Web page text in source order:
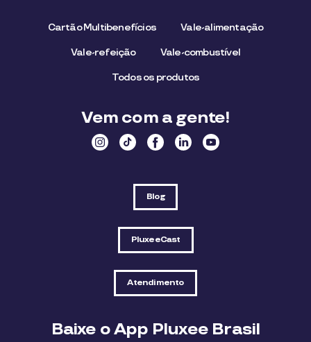
Cartão Multibenefícios Vale-alimentação
Vale-refeição Vale-combustível
Todos os produtos
Vem com a gente!
Blog
PluxeeCast
Atendimento
Baixe o App Pluxee Brasil